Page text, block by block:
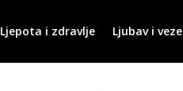
Ljepota i zdravlje Ljubav i veze